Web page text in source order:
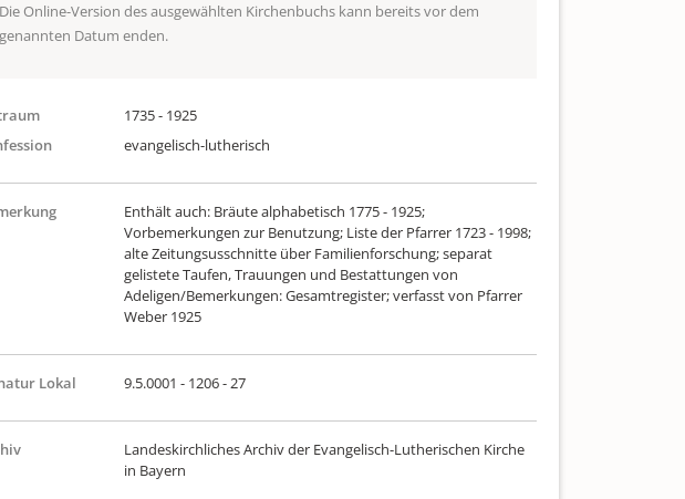
Die Online-Version des ausgewählten Kirchenbuchs kann bereits vor dem
genannten Datum enden.
1735 - 1925
evangelisch-lutherisch
Enthält auch: Bräute alphabetisch 1775 - 1925;
Vorbemerkungen zur Benutzung; Liste der Pfarrer 1723 - 1998;
alte Zeitungsusschnitte über Familienforschung; separat
gelistete Taufen, Trauungen und Bestattungen von
Adeligen/Bemerkungen: Gesamtregister; verfasst von Pfarrer
Weber 1925
Lokal 9.5.0001 - 1206 - 27
Landeskirchliches Archiv der Evangelisch-Lutherischen Kirche
in Bayern